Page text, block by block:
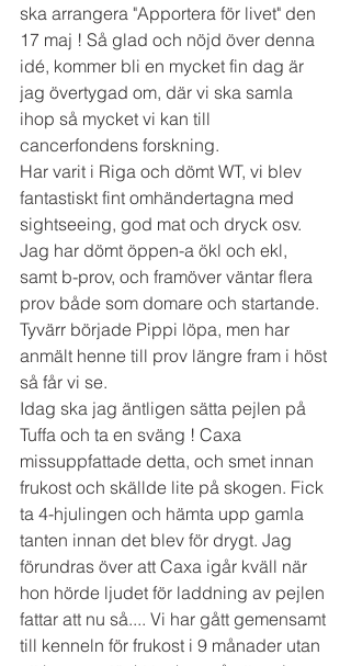
ska arrangera "Apportera för livet" den
17 maj ! Så glad och nöjd över denna
idé, kommer bli en mycket fin dag är
jag övertygad om, där vi ska samla
ihop så mycket vi kan till
cancerfondens forskning.
Har varit i Riga och dömt WT, vi blev
fantastiskt fint omhändertagna med
sightseeing, god mat och dryck osv.
Jag har dömt öppen-a ökl och ekl,
samt b-prov, och framöver väntar flera
prov både som domare och startande.
Tyvärr började Pippi löpa, men har
anmält henne till prov längre fram i höst
så får vi se.
Idag ska jag äntligen sätta pejlen på
Tuffa och ta en sväng ! Caxa
missuppfattade detta, och smet innan
frukost och skällde lite på skogen. Fick
ta 4-hjulingen och hämta upp gamla
tanten innan det blev för drygt. Jag
förundras över att Caxa igår kväll när
hon hörde ljudet för laddning av pejlen
fattar att nu så.... Vi har gått gemensamt
till kenneln för frukost i 9 månader utan